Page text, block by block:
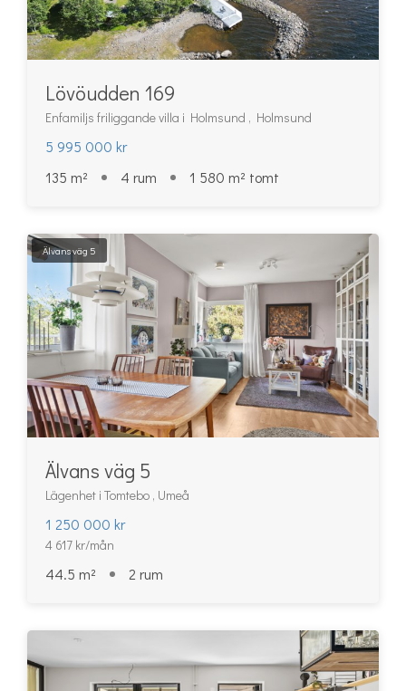
Lövöudden 169
Enfamiljs friliggande villa i Holmsund , Holmsund
5 995 000 kr
135 m²
4 rum 1 580 m² tomt
Älvans väg 5
Älvans väg 5
Lägenhet i Tomtebo , Umeå
1 250 000 kr
4 617 kr/mån
44.5 m² 2 rum